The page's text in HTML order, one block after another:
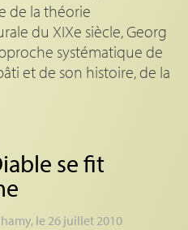
de la théorie
du XIXe siècle, Georg
systématique de
et de son histoire, de la
se fit
, le 26 juillet 2010